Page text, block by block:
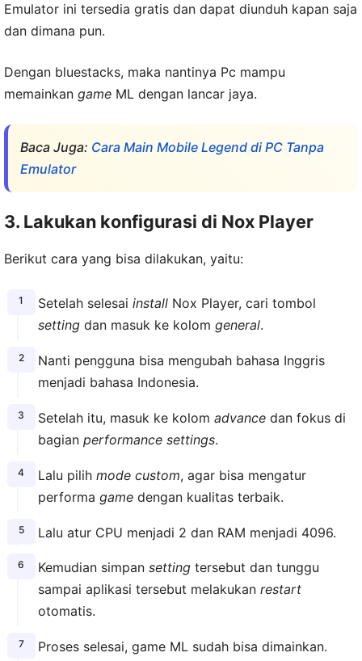
Emulator ini tersedia gratis dan dapat diunduh kapan saja
dan dimana pun.
Dengan bluestacks, maka nantinya Pc mampu
memainkan game ML dengan lancar jaya.
Baca Juga: Cara Main Mobile Legend di PC Tanpa
Emulator
3. Lakukan konfigurasi di Nox Player
Berikut cara yang bisa dilakukan, yaitu:
Setelah selesai installNox Player, cari tombol
settingdan masuk ke kolom general.
Nanti pengguna bisa mengubah bahasa Inggris
menjadi bahasa Indonesia.
Setelah itu, masuk ke kolom advancedan fokus di
bagian performance settings.
Lalu pilih mode custom, agar bisa mengatur
performa gamedengan kualitas terbaik.
Lalu atur CPU menjadi 2 dan RAM menjadi 4096.
Kemudian simpan settingtersebut dan tunggu
sampai aplikasi tersebut melakukan restart
otomatis.
Proses selesai, game ML sudah bisa dimainkan.